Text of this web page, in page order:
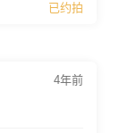
已约拍
4年前